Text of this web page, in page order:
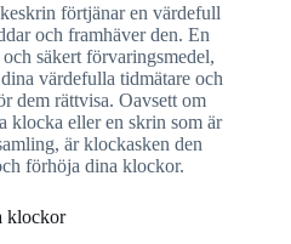
förtjänar en värdefull
och framhäver den. En
säkert förvaringsmedel,
värdefulla tidmätare och
dem rättvisa. Oavsett om
klocka eller en skrin som är
är klockasken den
förhöja dina klockor.
klockor